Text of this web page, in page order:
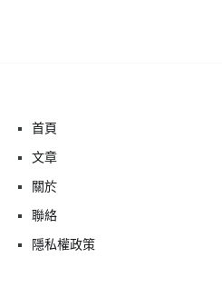
首頁
文章
關於
聯絡
隱私權政策